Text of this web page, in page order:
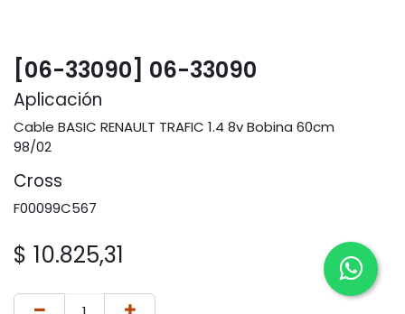
[06-33090] 06-33090
Aplicación
Cable BASIC RENAULT TRAFIC 1.4 8v Bobina 60cm
98/02
Cross
F00099C567
$ 10.825,31